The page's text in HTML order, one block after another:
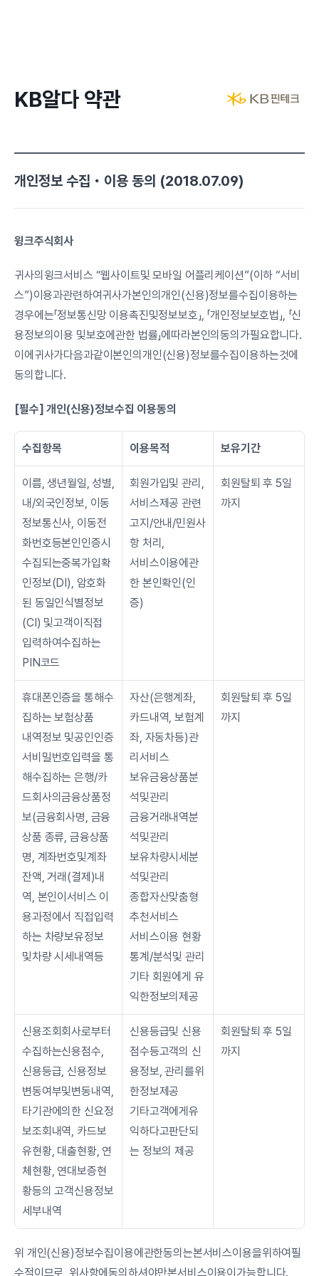
KB알다 약관
개인정보 수집・이용 동의 (2018.07.09)
윙크주식회사
귀사의윙크서비스 “웹사이트및 모바일 어플리케이션”(이하 “서비
스”)이용과관련하여귀사가본인의개인(신용)정보를수집이용하는
경우에는「정보통신망 이용촉진및정보보호」, 「개인정보보호법」, 「신
용정보의이용 및보호에관한 법률」에따라본인의동의가필요합니다.
이에귀사가다음과같이본인의개인(신용)정보를수집이용하는것에
동의합니다.
[필수] 개인(신용)정보수집 이용동의
수집항목 이용목적 보유기간
이름, 생년월일, 성별,
내/외국인정보, 이동
정보통신사, 이동전
화번호등본인인증시
수집되는중복가입확
인정보(DI), 암호화
된 동일인식별정보
(CI) 및고객이직접
입력하여수집하는
PIN코드
회원가입및 관리,
서비스제공 관련
고지/안내/민원사
항 처리,
서비스이용에관
한 본인확인(인
증)
회원탈퇴 후 5일
까지
휴대폰인증을 통해수
집하는 보험상품
내역정보 및공인인증
서비밀번호입력을 통
해수집하는 은행/카
드회사의금융상품정
보(금융회사명, 금융
상품 종류, 금융상품
명, 계좌번호및계좌
잔액, 거래(결제)내
역, 본인이서비스 이
용과정에서 직접입력
하는 차량보유정보
및차량 시세내역등
자산(은행계좌,
카드내역, 보험계
좌, 자동차등)관
리서비스
보유금융상품분
석및관리
금융거래내역분
석및관리
보유차량시세분
석및관리
종합자산맞춤형
추천서비스
서비스이용 현황
통계/분석및 관리
기타 회원에게 유
익한정보의제공
회원탈퇴 후 5일
까지
신용조회회사로부터
수집하는신용점수,
신용등급, 신용정보
변동여부및변동내역,
타기관에의한 신요정
보조회내역, 카드보
유현황, 대출현황, 연
체현황, 연대보증현
황등의 고객신용정보
세부내역
신용등급및 신용
점수등고객의 신
용정보, 관리를위
한정보제공
기타고객에게유
익하다고판단되
는 정보의 제공
회원탈퇴 후 5일
까지
위 개인(신용)정보수집이용에관한동의는본서비스이용을위하여필
수적이므로, 위사항에동의하셔야만본서비스이용이가능합니다.